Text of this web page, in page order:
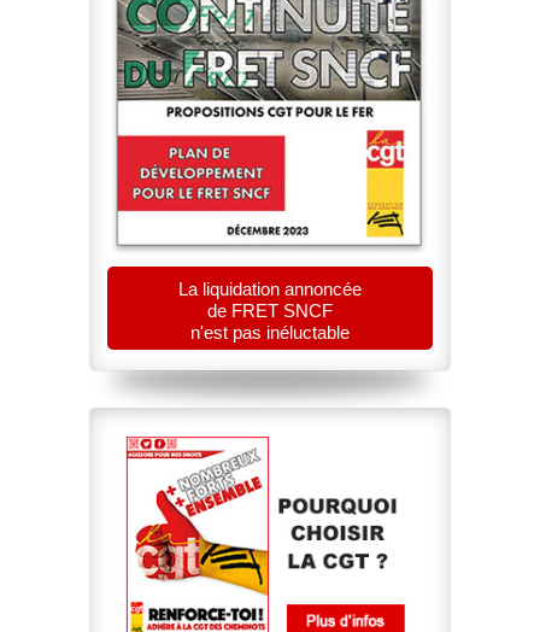
La liquidation annoncée
de FRET SNCF
n'est pas inéluctable